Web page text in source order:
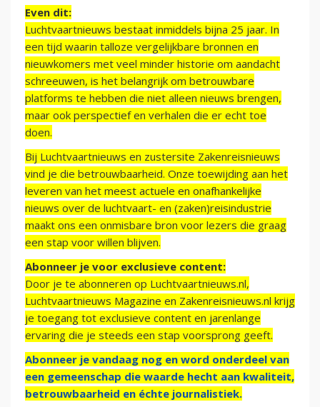
Even dit:
Luchtvaartnieuws bestaat inmiddels bijna 25 jaar. In
een tijd waarin talloze vergelijkbare bronnen en
nieuwkomers met veel minder historie om aandacht
schreeuwen, is het belangrijk om betrouwbare
platforms te hebben die niet alleen nieuws brengen,
maar ook perspectief en verhalen die er echt toe
doen.
Bij Luchtvaartnieuws en zustersite Zakenreisnieuws
vind je die betrouwbaarheid. Onze toewijding aan het
leveren van het meest actuele en onafhankelijke
nieuws over de luchtvaart- en (zaken)reisindustrie
maakt ons een onmisbare bron voor lezers die graag
een stap voor willen blijven.
Abonneer je voor exclusieve content:
Door je te abonneren op Luchtvaartnieuws.nl,
Luchtvaartnieuws Magazine en Zakenreisnieuws.nl krijg
je toegang tot exclusieve content en jarenlange
ervaring die je steeds een stap voorsprong geeft.
Abonneer je vandaag nog en word onderdeel van
een gemeenschap die waarde hecht aan kwaliteit,
betrouwbaarheid en échte journalistiek.